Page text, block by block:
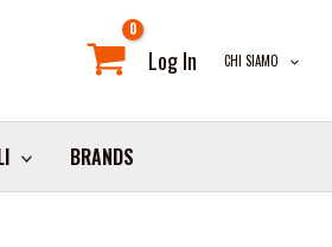
Log In CHI SIAMO
BRANDS